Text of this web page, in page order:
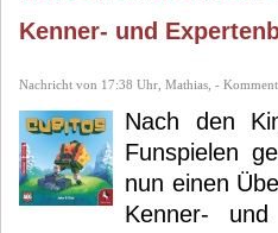
Kenner- und
Nachricht von 17:38 Uhr, Mathias, -
Nach den
Funspielen
nun einen
Kenner- und